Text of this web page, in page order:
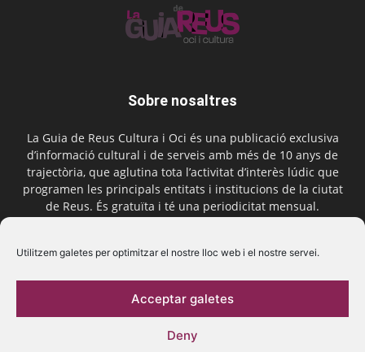
Utilitzem galetes per optimitzar el nostre lloc web i el nostre servei.
Acceptar galetes
Deny
Sobre nosaltres
La Guia de Reus Cultura i Oci és una publicació exclusiva
d’informació cultural i de serveis amb més de 10 anys de
trajectòria, que aglutina tota l’activitat d’interès lúdic que
programen les principals entitats i institucions de la ciutat
de Reus. És gratuïta i té una periodicitat mensual.
Segueix-nos